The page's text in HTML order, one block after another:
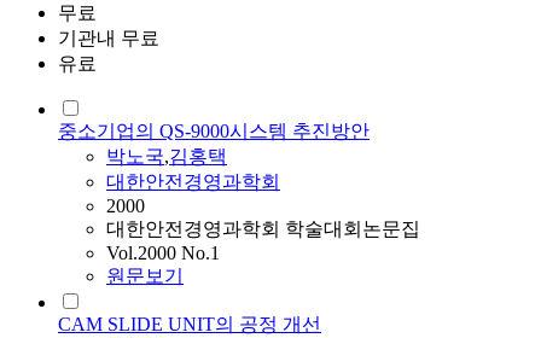
무료
기관내 무료
유료
중소기업의 QS-9000시스템 추진방안
박노국,김홍택
대한안전경영과학회
2000
대한안전경영과학회 학술대회논문집
Vol.2000 No.1
원문보기
CAM SLIDE UNIT의 공정 개선